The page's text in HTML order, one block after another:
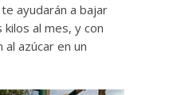
ayudarán a bajar
al mes, y con
al azúcar en un